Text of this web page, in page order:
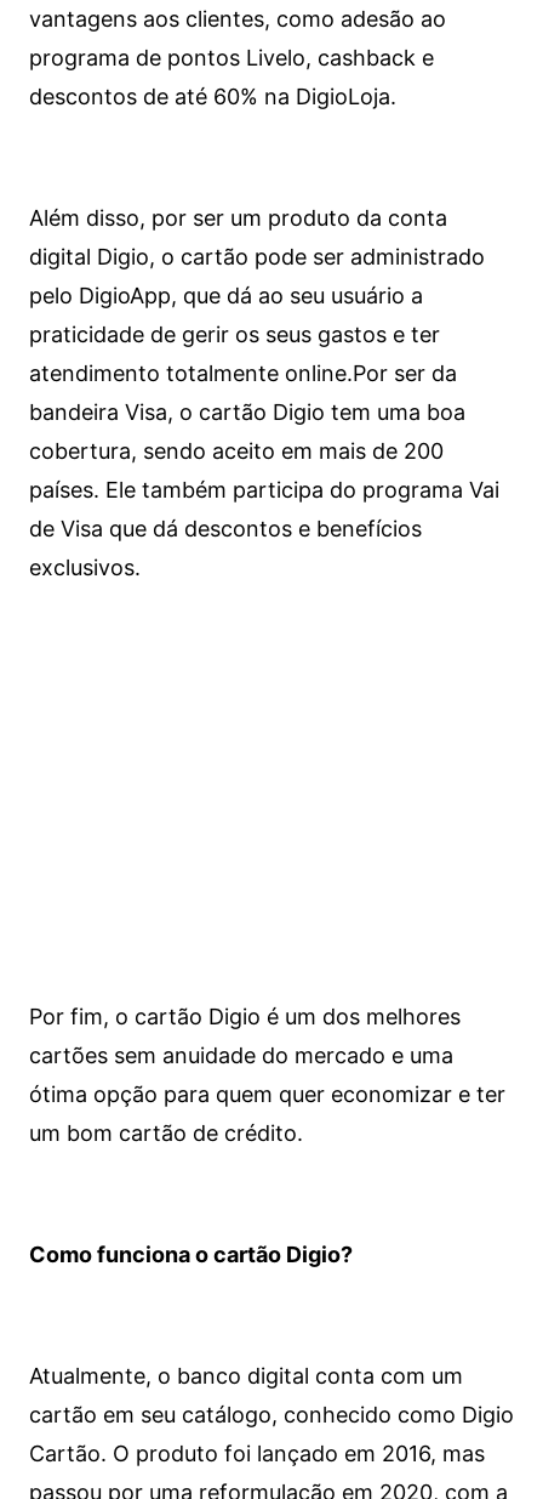
vantagens aos clientes, como adesão ao
programa de pontos Livelo, cashback e
descontos de até 60% na DigioLoja.
Além disso, por ser um produto da conta
digital Digio, o cartão pode ser administrado
pelo DigioApp, que dá ao seu usuário a
praticidade de gerir os seus gastos e ter
atendimento totalmente online.Por ser da
bandeira Visa, o cartão Digio tem uma boa
cobertura, sendo aceito em mais de 200
países. Ele também participa do programa Vai
de Visa que dá descontos e benefícios
exclusivos.
Por fim, o cartão Digio é um dos melhores
cartões sem anuidade do mercado e uma
ótima opção para quem quer economizar e ter
um bom cartão de crédito.
Como funciona o cartão Digio?
Atualmente, o banco digital conta com um
cartão em seu catálogo, conhecido como Digio
Cartão. O produto foi lançado em 2016, mas
passou por uma reformulação em 2020, com a